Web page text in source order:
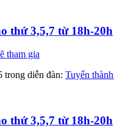
thứ 3,5,7 từ 18h-20h
tham gia
trong diễn đàn: Tuyển
thứ 3,5,7 từ 18h-20h